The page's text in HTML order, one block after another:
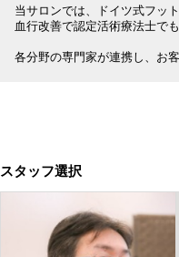
当サロンでは、ドイツ式フッ
血行改善で認定活術療法士で
各分野の専門家が連携し、お
スタッフ選択